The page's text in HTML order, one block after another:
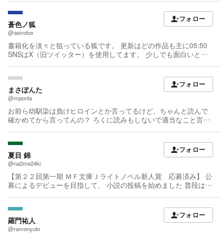
ついてるKCGはカクヨムキッズグループの略です！ 中高生小説家
は入ってきてね
蒼色ノ狐
@aoirofox
書籍化を淡々と狙っている狐です。 更新はどの作品も主に05:50
SNSはX（旧ツイッター）を使用してます。 少しでも面白いと思
願いします！
フォロー
まさぽんた
@mponta
お前ら幼馴染は負けヒロインとか言ってるけど、ちゃんと読んで
確かめてから言ってんの？ ろくに読みもしないで適当なこと言っ
ンエイジから純愛、NTR、BSSまで幅広く。 そして思ったんだけ
ど、やっぱり門倉ってクソだわ（←）
フォロー
夏目 錦
@na2me24ki
【第２２回第一期 ＭＦ文庫Ｊライトノベル新人賞 応募済み】 公
募によるデビューを目指して、 小説の投稿を始めました 普段はフ
フォロー
羅門祐人
@ramonyuto
フォロー